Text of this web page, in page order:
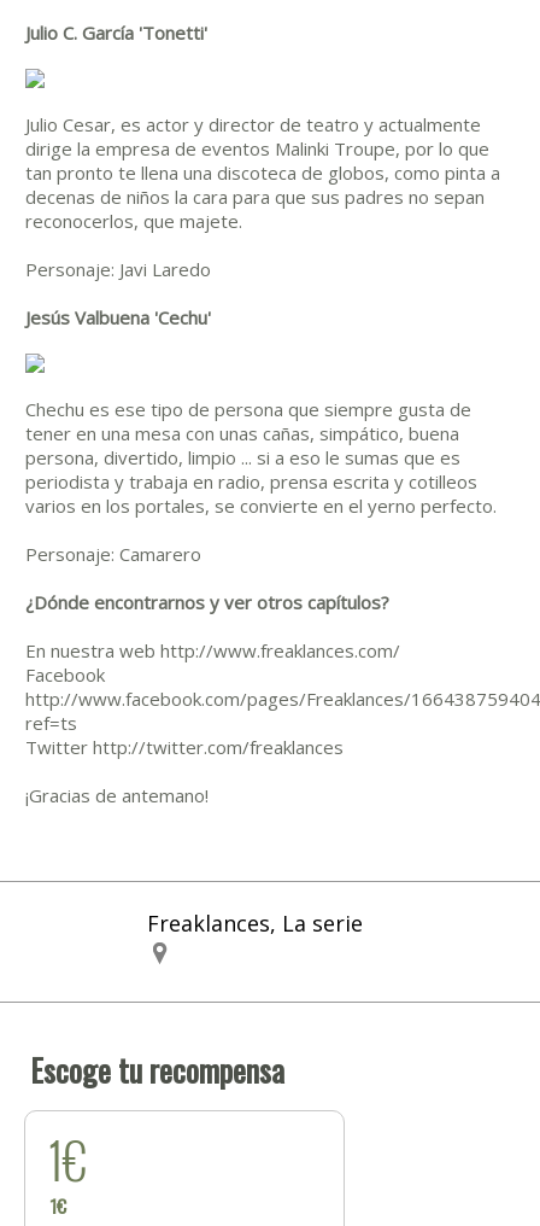
Julio C. García 'Tonetti'
Julio Cesar, es actor y director de teatro y actualmente
dirige la empresa de eventos Malinki Troupe, por lo que
tan pronto te llena una discoteca de globos, como pinta a
decenas de niños la cara para que sus padres no sepan
reconocerlos, que majete.
Personaje: Javi Laredo
Jesús Valbuena 'Cechu'
Chechu es ese tipo de persona que siempre gusta de
tener en una mesa con unas cañas, simpático, buena
persona, divertido, limpio ... si a eso le sumas que es
periodista y trabaja en radio, prensa escrita y cotilleos
varios en los portales, se convierte en el yerno perfecto.
Personaje: Camarero
¿Dónde encontrarnos y ver otros capítulos?
En nuestra web http://www.freaklances.com/
Facebook
http://www.facebook.com/pages/Freaklances/
ref=ts
Twitter http://twitter.com/freaklances
¡Gracias de antemano!
Freaklances, La serie
Escoge tu recompensa
1€
1€